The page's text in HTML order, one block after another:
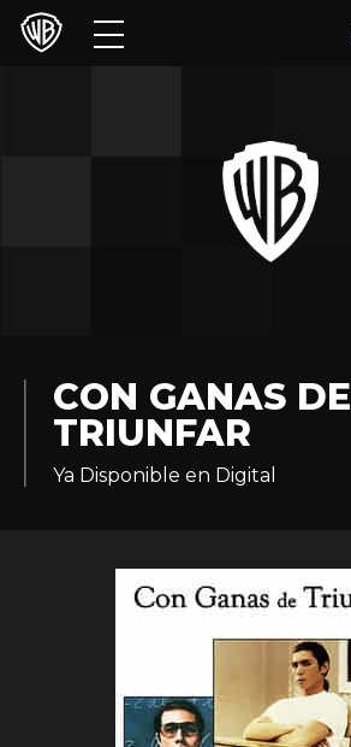
Películas
Juegos y Aplicaciones
Experiencias
CON GANAS DE
TRIUNFAR
Ya Disponible en Digital